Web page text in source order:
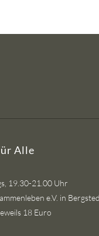
Alle
19.30-21.00 Uhr
e.V. in
18 Euro